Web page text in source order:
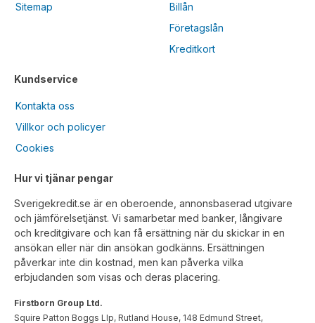
Sitemap
Kundservice
Kontakta oss
Villkor och policyer
Cookies
Billån
Företagslån
Kreditkort
Hur vi tjänar pengar
Sverigekredit.se är en oberoende, annonsbaserad utgivare
och jämförelsetjänst. Vi samarbetar med banker, långivare
och kreditgivare och kan få ersättning när du skickar in en
ansökan eller när din ansökan godkänns. Ersättningen
påverkar inte din kostnad, men kan påverka vilka
erbjudanden som visas och deras placering.
Firstborn Group Ltd.
Squire Patton Boggs Llp, Rutland House, 148 Edmund Street,